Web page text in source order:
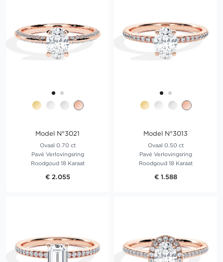
Model N°3021
Ovaal 0.70 ct
Pavé Verlovingsring
Roodgoud 18 Karaat
€ 2.055
Model N°3013
Ovaal 0.50 ct
Pavé Verlovingsring
Roodgoud 18 Karaat
€ 1.588